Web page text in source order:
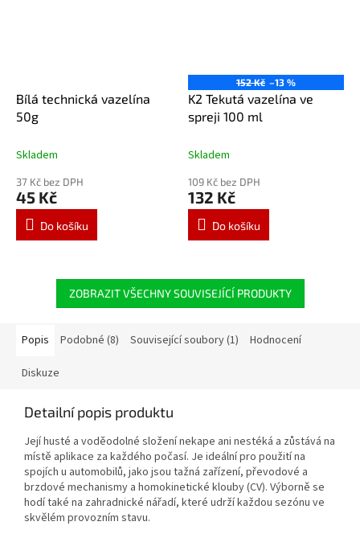
Bílá technická vazelína
50g
Skladem
37 Kč bez DPH
45 Kč
Do košíku
152 Kč –13 %
K2 Tekutá vazelína ve
spreji 100 ml
Skladem
109 Kč bez DPH
132 Kč
Do košíku
ZOBRAZIT VŠECHNY SOUVISEJÍCÍ PRODUKTY
Popis Podobné (8) Související soubory (1) Hodnocení
Diskuze
Detailní popis produktu
Její husté a voděodolné složení nekape ani nestéká a zůstává na
místě aplikace za každého počasí. Je ideální pro použití na
spojích u automobilů, jako jsou tažná zařízení, převodové a
brzdové mechanismy a homokinetické klouby (CV). Výborně se
hodí také na zahradnické nářadí, které udrží každou sezónu ve
skvělém provozním stavu.